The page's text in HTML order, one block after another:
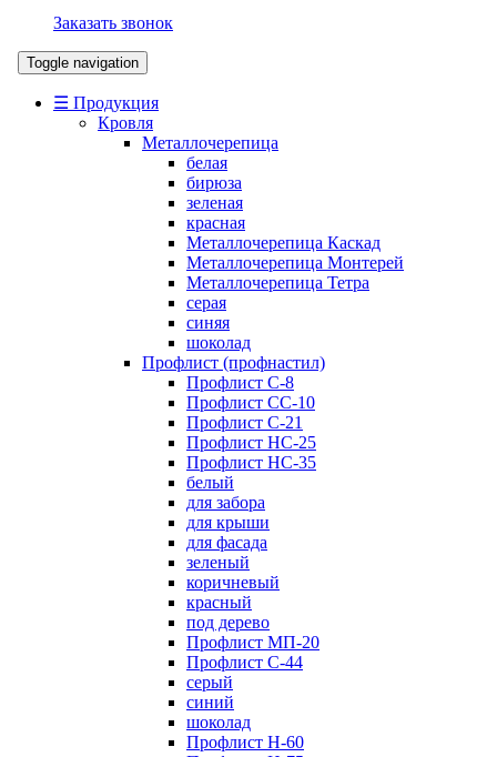
Заказать звонок
Toggle navigation
☰ Продукция
Кровля
Металлочерепица
белая
бирюза
зеленая
красная
Металлочерепица Каскад
Металлочерепица Монтерей
Металлочерепица Тетра
серая
синяя
шоколад
Профлист (профнастил)
Профлист С-8
Профлист СС-10
Профлист C-21
Профлист НС-25
Профлист НС-35
белый
для забора
для крыши
для фасада
зеленый
коричневый
красный
под дерево
Профлист МП-20
Профлист С-44
серый
синий
шоколад
Профлист Н-60